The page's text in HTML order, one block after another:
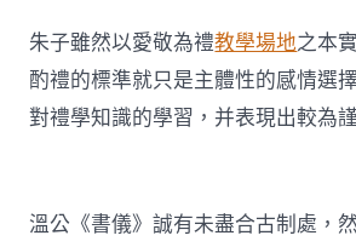
朱子雖然以愛敬為禮教學場地之本
酌禮的標準就只是主體性的感情選
對禮學知識的學習，并表現出較為
溫公《書儀》誠有未盡合古制處，